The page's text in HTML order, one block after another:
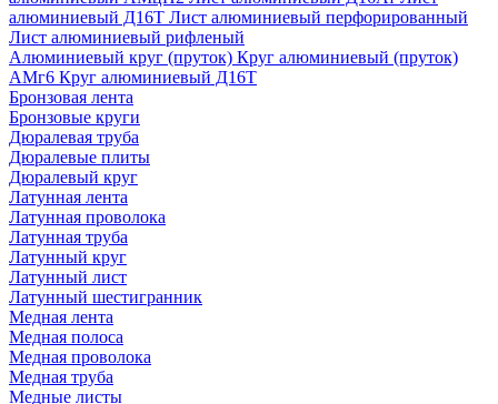
алюминиевый Д16Т Лист алюминиевый перфорированный
Лист алюминиевый рифленый
Алюминиевый круг (пруток) Круг алюминиевый (пруток)
АМг6 Круг алюминиевый Д16Т
Бронзовая лента
Бронзовые круги
Дюралевая труба
Дюралевые плиты
Дюралевый круг
Латунная лента
Латунная проволока
Латунная труба
Латунный круг
Латунный лист
Латунный шестигранник
Медная лента
Медная полоса
Медная проволока
Медная труба
Медные листы